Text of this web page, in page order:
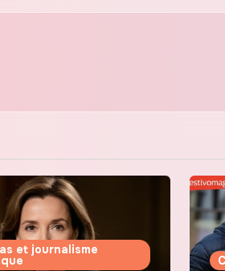
et journalisme